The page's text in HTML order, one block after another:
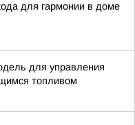
для гармонии в доме
для управления
топливом